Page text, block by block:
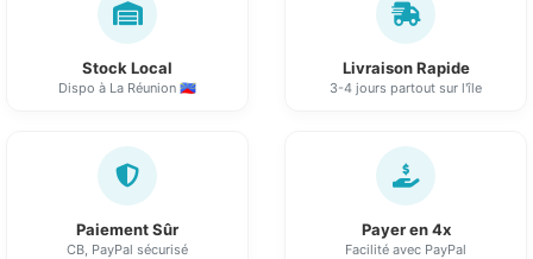
Stock Local
Dispo à La Réunion 🇷🇪
Livraison Rapide
3-4 jours partout sur l'île
Paiement Sûr
CB, PayPal sécurisé
Payer en 4x
Facilité avec PayPal